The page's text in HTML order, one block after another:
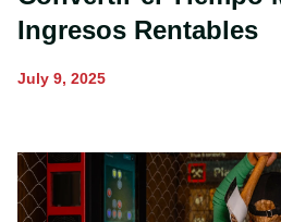
Ingresos Rentables
July 9, 2025